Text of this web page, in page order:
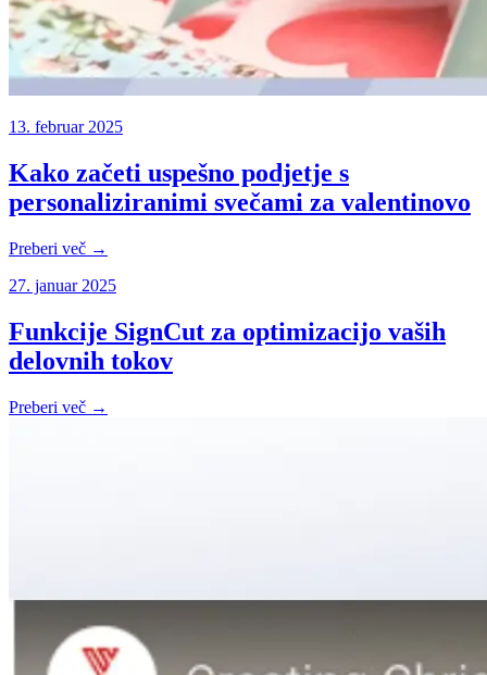
13. februar 2025
Kako začeti uspešno podjetje s
personaliziranimi svečami za valentinovo
Preberi več →
27. januar 2025
Funkcije SignCut za optimizacijo vaših
delovnih tokov
Preberi več →